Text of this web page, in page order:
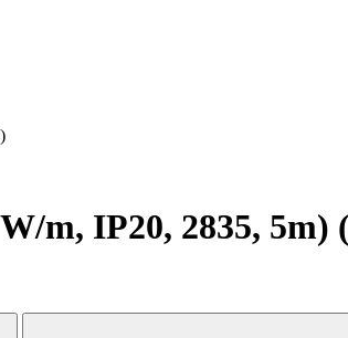
m, IP20, 2835,